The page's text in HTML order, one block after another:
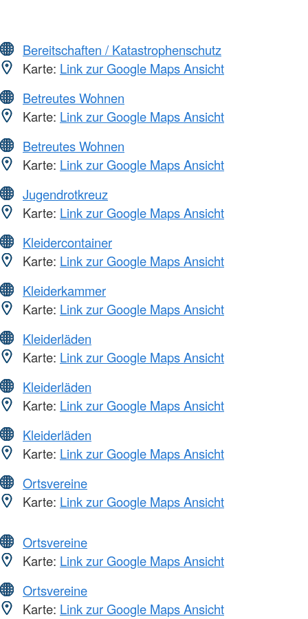
Bereitschaften / Katastrophenschutz
Karte: Link zur Google Maps Ansicht
Betreutes Wohnen
Karte: Link zur Google Maps Ansicht
Betreutes Wohnen
Karte: Link zur Google Maps Ansicht
Jugendrotkreuz
Karte: Link zur Google Maps Ansicht
Kleidercontainer
Karte: Link zur Google Maps Ansicht
Kleiderkammer
Karte: Link zur Google Maps Ansicht
Kleiderläden
Karte: Link zur Google Maps Ansicht
Kleiderläden
Karte: Link zur Google Maps Ansicht
Kleiderläden
Karte: Link zur Google Maps Ansicht
Ortsvereine
Karte: Link zur Google Maps Ansicht
Ortsvereine
Karte: Link zur Google Maps Ansicht
Ortsvereine
Karte: Link zur Google Maps Ansicht